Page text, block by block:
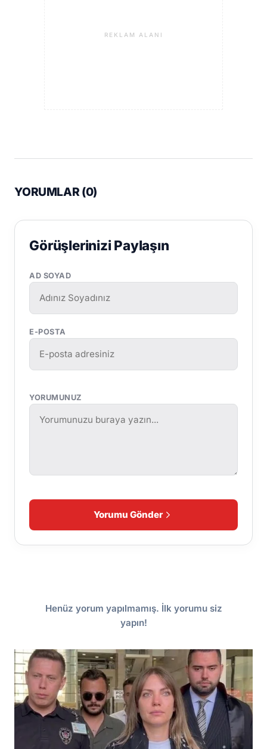
REKLAM ALANI
YORUMLAR (0)
Görüşlerinizi Paylaşın
AD SOYAD
E-POSTA
YORUMUNUZ
Yorumu Gönder
Henüz yorum yapılmamış. İlk yorumu siz
yapın!